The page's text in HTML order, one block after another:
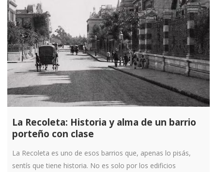
La Recoleta: Historia y alma de un barrio
porteño con clase
La Recoleta es uno de esos barrios que, apenas lo pisás,
sentís que tiene historia. No es solo por los edificios